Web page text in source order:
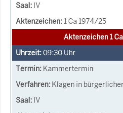
IV
1 Ca 1974/25
Aktenzeichen 1
09:30 Uhr
Kammertermin
Klagen in
IV